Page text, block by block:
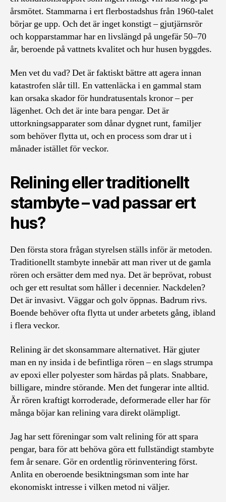
årsmötet. Stammarna i ert flerbostadshus från 1960-talet
börjar ge upp. Och det är inget konstigt – gjutjärnsrör
och kopparstammar har en livslängd på ungefär 50–70
år, beroende på vattnets kvalitet och hur husen byggdes.
Men vet du vad? Det är faktiskt bättre att agera innan
katastrofen slår till. En vattenläcka i en gammal stam
kan orsaka skador för hundratusentals kronor – per
lägenhet. Och det är inte bara pengar. Det är
uttorkningsapparater som dånar dygnet runt, familjer
som behöver flytta ut, och en process som drar ut i
månader istället för veckor.
Relining eller traditionellt
stambyte – vad passar ert
hus?
Den första stora frågan styrelsen ställs inför är metoden.
Traditionellt stambyte innebär att man river ut de gamla
rören och ersätter dem med nya. Det är beprövat, robust
och ger ett resultat som håller i decennier. Nackdelen?
Det är invasivt. Väggar och golv öppnas. Badrum rivs.
Boende behöver ofta flytta ut under arbetets gång, ibland
i flera veckor.
Relining är det skonsammare alternativet. Här gjuter
man en ny insida i de befintliga rören – en slags strumpa
av epoxi eller polyester som härdas på plats. Snabbare,
billigare, mindre störande. Men det fungerar inte alltid.
Är rören kraftigt korroderade, deformerade eller har för
många böjar kan relining vara direkt olämpligt.
Jag har sett föreningar som valt relining för att spara
pengar, bara för att behöva göra ett fullständigt stambyte
fem år senare. Gör en ordentlig rörinventering först.
Anlita en oberoende besiktningsman som inte har
ekonomiskt intresse i vilken metod ni väljer.